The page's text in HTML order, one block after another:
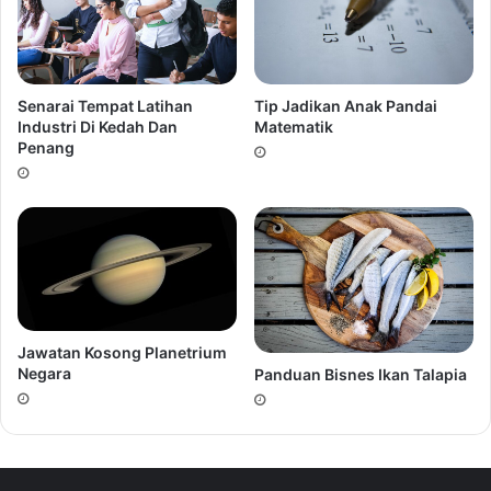
Bawa buku masa travel
Sesat
Naracards dicipta dari pakar backpacker yang tahu
mengenai destinasi popular & sesuai bagi semua
pelancong.
Naracards adalah #travelguide yang fokus pada 3 tujuan
Guide sampai ke destinasi
Senarai Tempat Latihan
Industri Di Kedah Dan
Penang
Tip Jadikan Anak Pandai
Matematik
Jawatan Kosong Planetrium
Negara
Panduan Bisnes Ikan Talapia